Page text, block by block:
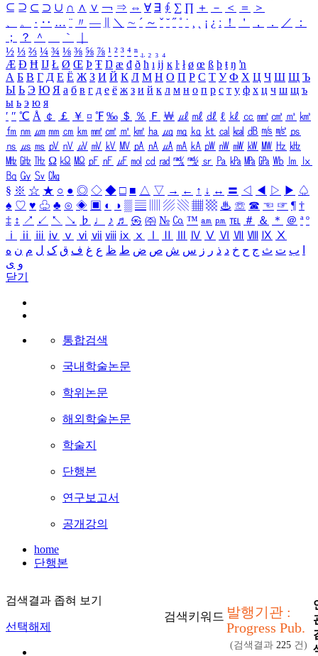
⊆ ⊇ ⊂ ⊃ ∪ ∩ ∧ ∨ ￢ ⇒ ⇔ ∀ ∃ ∮ ∑ ∏ ＋ － ＜ ＝
＞
、
。 · ‥ … ¨ 〃 ― ＼ ∼ ´ ～ ˇ ˘ ˝ ˚ ˙ ¸ ¡ ¿ ː ！ ＇ ， ． ／
：
；
？ ＾ ｀
½ ⅓ ⅔ ¼ ¾ ⅛ ⅜ ⅝ ⅞ ¹ ² ³ ⁴ ⁿ ₁ ₂ ₃ ₄
Æ Ð Ħ Ĳ Ł Ø Œ Þ Ŧ Ŋ æ đ ð ħ ı ĳ ĸ ŀ ł ø œ ß þ ŧ ŋ ŉ
А Б В Г Д Е Ё Ж З И Й К Л М Н О П Р С Т У Ф Х Ц Ч Ш Щ Ъ
Ы Ь Э Ю Я а б в г д е ё ж з и й к л м н о п р с т у ф х ц ч ш щ ъ
ы ь э ю я
′ ″ ℃ Å ￠ ￡ ￥ ¤ ℉ ‰ ＄ ％ Ｆ ￦ ㎕ ㎖ ㎗ ℓ ㎘ ㏄ ㎣ ㎤ ㎥ ㎦
㎙ ㎚ ㎛ ㎜ ㎝ ㎞ ㎟ ㎠ ㎡ ㎢ ㏊ ㎍ ㎎ ㎏ ㏏ ㎈ ㎉ ㏈ ㎧ ㎨ ㎰
㎱ ㎲ ㎳ ㎴ ㎵ ㎶ ㎷ ㎸ ㎹ ㎀ ㎁ ㎂ ㎃ ㎄ ㎺ ㎻ ㎽ ㎾ ㎿ ㎐ ㎑
㎒ ㎓ ㎔ Ω ㏀ ㏁ ㎊ ㎋ ㎌ ㏖ ㏅ ㎭ ㎮ ㎯ ㏛ ㎩ ㎪ ㎫ ㎬ ㏝ ㏐
㏓
㏃ ㏉ ㏜ ㏆
§ ※ ☆ ★ ○ ● ◎ ◇ ◆ □ ■ △ ▽ → ← ↑ ↓ ↔ 〓 ◁ ◀ ▷ ▶ ♤
♠ ♡ ♥ ♧ ♣ ⊙ ◈ ▣ ◐ ◑ ▒ ▤ ▨ ▧ ▦ ▩ ♨ ☏ ☎ ☜ ☞ ¶ †
‡ ↕ ↗ ↙ ↖ ↘ ♭ ♩ ♪ ♬ ㉿ ㈜ № ㏇ ™ ㏂ ㏘ ℡ ＃ ＆ ＊ ＠ ª º
ⅰ
ⅱ ⅲ ⅳ ⅴ ⅵ ⅶ ⅷ ⅸ ⅹ Ⅳ Ⅴ Ⅵ Ⅶ Ⅷ Ⅸ Ⅹ
ب ت ث ج ح خ د ذ ر ز س ش ص ض ط ظ ع غ ف ق ک ل م ن ه
و ی
닫기
통합검색
국내학술논문
학위논문
해외학술논문
학술지
단행본
연구보고서
공개강의
home
단행본
검색결과 좁혀 보기
선택해제
검색키워드 발행기관 :
Progress Pub.
(검색결과 225 건)